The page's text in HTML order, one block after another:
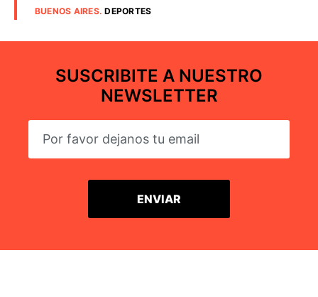
BUENOS AIRES.DEPORTES
SUSCRIBITE A NUESTRO
NEWSLETTER